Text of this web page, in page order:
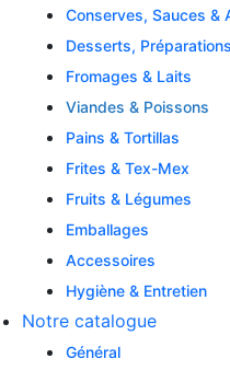
Conserves, Sauces &
Desserts,
Fromages & Laits
Viandes & Poissons
Pains & Tortillas
Frites & Tex-Mex
Fruits & Légumes
Emballages
Accessoires
Hygiène & Entretien
Notre catalogue
Général